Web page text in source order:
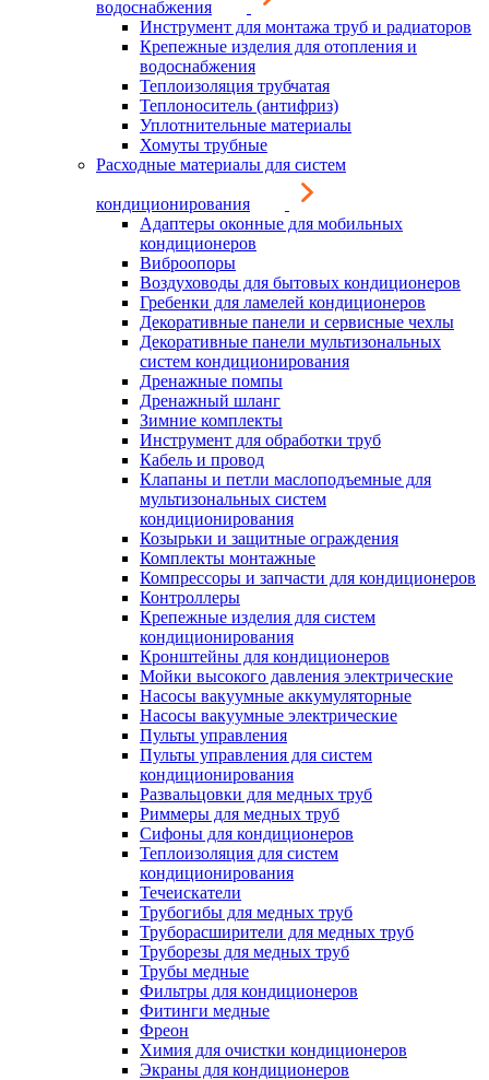
водоснабжения
Инструмент для монтажа труб и радиаторов
Крепежные изделия для отопления и
водоснабжения
Теплоизоляция трубчатая
Теплоноситель (антифриз)
Уплотнительные материалы
Хомуты трубные
Расходные материалы для систем
кондиционирования
Адаптеры оконные для мобильных
кондиционеров
Виброопоры
Воздуховоды для бытовых кондиционеров
Гребенки для ламелей кондиционеров
Декоративные панели и сервисные чехлы
Декоративные панели мультизональных
систем кондиционирования
Дренажные помпы
Дренажный шланг
Зимние комплекты
Инструмент для обработки труб
Кабель и провод
Клапаны и петли маслоподъемные для
мультизональных систем
кондиционирования
Козырьки и защитные ограждения
Комплекты монтажные
Компрессоры и запчасти для кондиционеров
Контроллеры
Крепежные изделия для систем
кондиционирования
Кронштейны для кондиционеров
Мойки высокого давления электрические
Насосы вакуумные аккумуляторные
Насосы вакуумные электрические
Пульты управления
Пульты управления для систем
кондиционирования
Развальцовки для медных труб
Риммеры для медных труб
Сифоны для кондиционеров
Теплоизоляция для систем
кондиционирования
Течеискатели
Трубогибы для медных труб
Труборасширители для медных труб
Труборезы для медных труб
Трубы медные
Фильтры для кондиционеров
Фитинги медные
Фреон
Химия для очистки кондиционеров
Экраны для кондиционеров